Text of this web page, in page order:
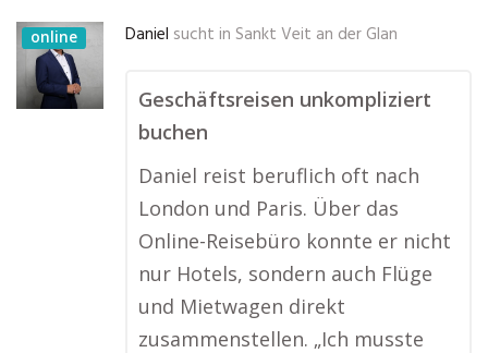
online Daniel sucht in Sankt Veit an der Glan
Geschäftsreisen unkompliziert
buchen
Daniel reist beruflich oft nach
London und Paris. Über das
Online-Reisebüro konnte er nicht
nur Hotels, sondern auch Flüge
und Mietwagen direkt
zusammenstellen. „Ich musste